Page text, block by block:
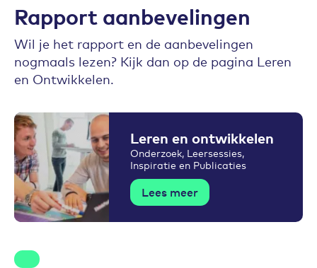
Rapport aanbevelingen
Wil je het rapport en de aanbevelingen
nogmaals lezen? Kijk dan op de pagina Leren
en Ontwikkelen.
Leren en ontwikkelen
Onderzoek, Leersessies,
Inspiratie en Publicaties
Lees meer